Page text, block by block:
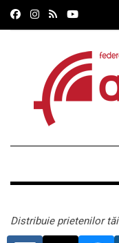
Distribuie prietenilor